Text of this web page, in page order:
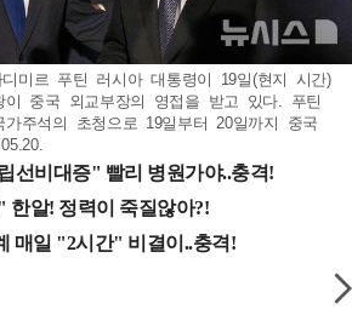
미르 푸틴 러시아 대통령이 19일(현지 시간)
이 중국 외교부장의 영접을 받고 있다. 푸틴
주석의 초청으로 19일부터 20일까지 중국